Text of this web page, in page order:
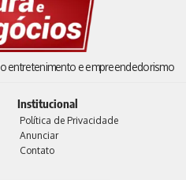
entretenimento e empreendedorismo
Institucional
Política de Privacidade
Anunciar
Contato